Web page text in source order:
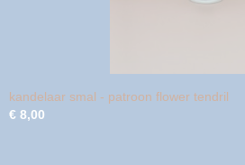
kandelaar smal - patroon flower tendril
€ 8,00